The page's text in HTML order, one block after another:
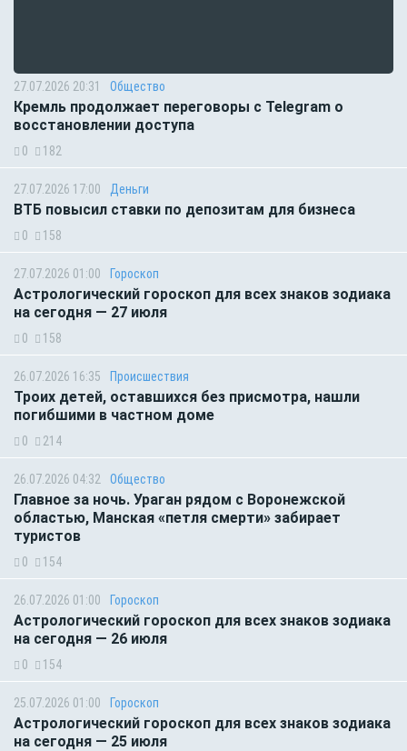
27.07.2026 20:31 Общество
Кремль продолжает переговоры с Telegram о
восстановлении доступа
0 182
27.07.2026 17:00 Деньги
ВТБ повысил ставки по депозитам для бизнеса
0 158
27.07.2026 01:00 Гороскоп
Астрологический гороскоп для всех знаков зодиака
на сегодня — 27 июля
0 158
26.07.2026 16:35 Происшествия
Троих детей, оставшихся без присмотра, нашли
погибшими в частном доме
0 214
26.07.2026 04:32 Общество
Главное за ночь. Ураган рядом с Воронежской
областью, Манская «петля смерти» забирает
туристов
0 154
26.07.2026 01:00 Гороскоп
Астрологический гороскоп для всех знаков зодиака
на сегодня — 26 июля
0 154
25.07.2026 01:00 Гороскоп
Астрологический гороскоп для всех знаков зодиака
на сегодня — 25 июля